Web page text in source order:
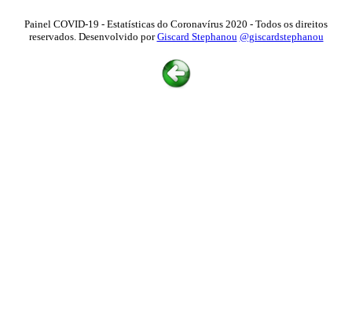
Painel COVID-19 - Estatísticas do Coronavírus 2020 - Todos os direitos
reservados. Desenvolvido porGiscard Stephanou @giscardstephanou